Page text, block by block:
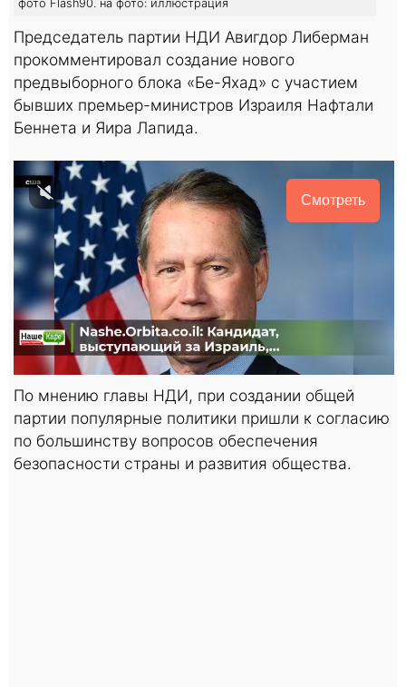
фото Flash90. на фото: иллюстрация
Председатель партии НДИ Авигдор Либерман
прокомментировал создание нового
предвыборного блока «Бе-Яхад» с участием
бывших премьер-министров Израиля Нафтали
Беннета и Яира Лапида.
Смотреть
По мнению главы НДИ, при создании общей
партии популярные политики пришли к согласию
по большинству вопросов обеспечения
безопасности страны и развития общества.